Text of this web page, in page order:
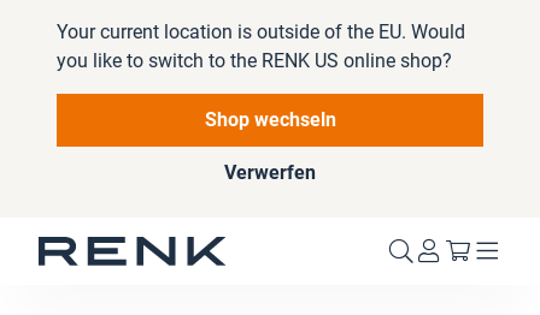
Your current location is outside of the EU. Would
you like to switch to the RENK US online shop?
Shop wechseln
Verwerfen
Mein